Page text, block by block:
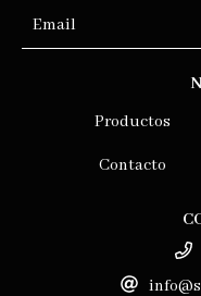
Productos
Contacto